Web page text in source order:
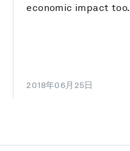
economic impact too.
2018年06月25日